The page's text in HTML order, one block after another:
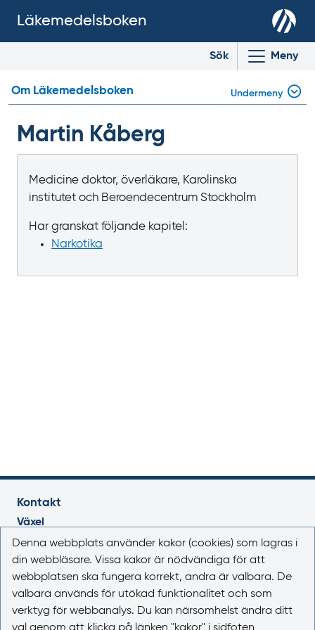
Läkemedelsboken
Sök Meny
Martin Kåberg
Medicine doktor, överläkare, Karolinska
institutet och Beroendecentrum Stockholm
Har granskat följande kapitel:
Narkotika
Om Läkemedelsboken Undermeny
Kontakt
Växel
018-17 46 00
Vardagar 08.00-16.30
E-post
registrator@lakemedelsverket.se
Denna webbplats använder kakor (cookies) som lagras i
din webbläsare. Vissa kakor är nödvändiga för att
webbplatsen ska fungera korrekt, andra är valbara. De
valbara används för utökad funktionalitet och som
verktyg för webbanalys. Du kan närsomhelst ändra ditt